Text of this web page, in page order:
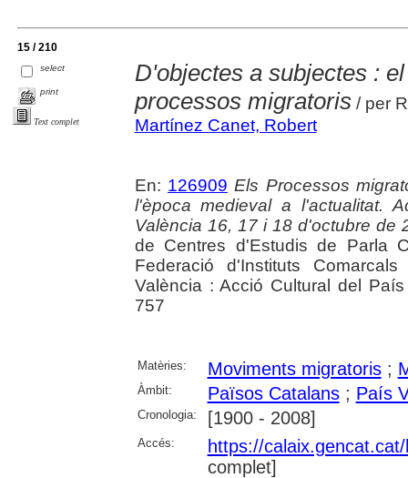
15 / 210
select
print
Text complet
D'objectes a subjectes :
processos migratoris/ per
Martínez Canet, Robert
En: 126909 Els Processos
l'època medieval a l'actualitat.
València 16, 17 i 18 d'octubre de
de Centres d'Estudis de Parla
Federació d'Instituts
València : Acció Cultural del
757
Matèries: Moviments migratoris;
Àmbit: Països Catalans; País
Cronologia: [1900 - 2008]
Accés:
https://
complet]